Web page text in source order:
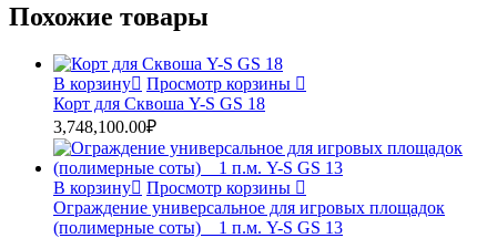
Похожие товары
В корзину
Просмотр корзины
Корт для Сквоша Y-S GS 18
3,748,100.00₽
В корзину
Просмотр корзины
Ограждение универсальное для игровых площадок
(полимерные соты) _ 1 п.м. Y-S GS 13